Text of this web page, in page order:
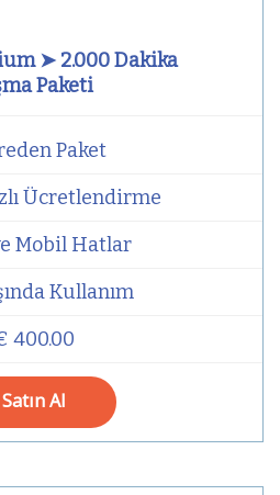
➤ 2.000 Dakika
Paketi
Paket
Ücretlendirme
Mobil Hatlar
Kullanım
400.00
Satın Al